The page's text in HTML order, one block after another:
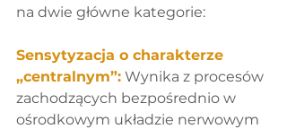
na dwie główne kategorie:
Sensytyzacja o charakterze
„centralnym”: Wynika z procesów
zachodzących bezpośrednio w
ośrodkowym układzie nerwowym